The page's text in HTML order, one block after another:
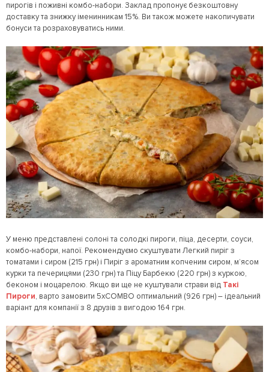
пирогів і поживні комбо-набори. Заклад пропонує безкоштовну
доставку та знижку іменинникам 15%. Ви також можете накопичувати
бонуси та розраховуватись ними.
У меню представлені солоні та солодкі пироги, піца, десерти, соуси,
комбо-набори, напої. Рекомендуємо скуштувати Легкий пиріг з
томатами і сиром (215 грн) і Пиріг з ароматним копченим сиром, м’ясом
курки та печерицями (230 грн) та Піцу Барбекю (220 грн) з куркою,
беконом і моцарелою. Якщо ви ще не куштували страви від Такі
Пироги, варто замовити 5хCOMBO оптимальний (926 грн) – ідеальний
варіант для компанії з 8 друзів з вигодою 164 грн.